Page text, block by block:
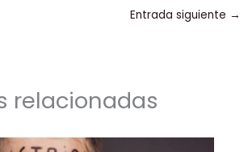
p k
p
Entrada siguiente →
relacionadas